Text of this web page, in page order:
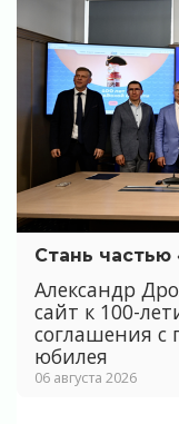
Стань частью
Александр
сайт к 100-
соглашения
юбилея
06 августа 2026